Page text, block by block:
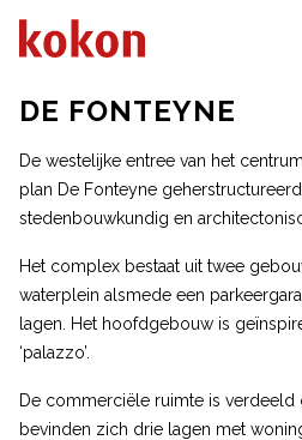
DE FONTEYNE
De westelijke entree van het
plan De Fonteyne
stedenbouwkundig en
Het complex bestaat uit twee
waterplein alsmede een
lagen. Het hoofdgebouw is
‘palazzo’.
De commerciële ruimte is verdeeld
bevinden zich drie lagen met